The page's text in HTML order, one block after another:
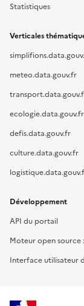
Statistiques
Verticales
meteo.data.gouv.fr
ecologie.data.gouv.fr
defis.data.gouv.fr
culture.data.gouv.fr
Développement
API du portail
Moteur open source
Interface utilisateur